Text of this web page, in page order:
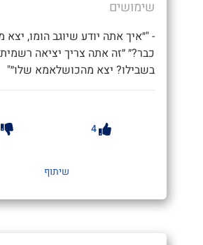
שימושים
- "״איך אתה יודע שיוגב הומו, יצא
כבר?״ ״זה אתה צריך יציאה רשמית
בשבילו? יצא מהכושלאמא שלו״"
4
שיתוף